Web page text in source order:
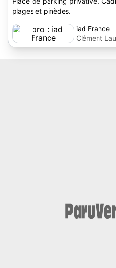
plages et pinèdes.
iad France
Clément